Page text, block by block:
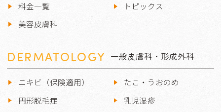
料金一覧
トピックス
美容皮膚科
DERMATOLOGY 一般皮膚科・形成外科
ニキビ（保険適用）
たこ・うおのめ
円形脱毛症
乳児湿疹